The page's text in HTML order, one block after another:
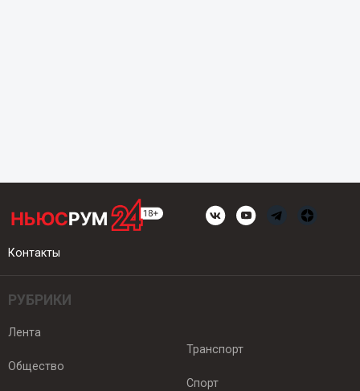
Контакты
РУБРИКИ
Лента
Общество
Транспорт
Спорт